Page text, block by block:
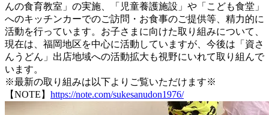
んの食育教室」の実施、「児童養護施設」や「こども食堂」
へのキッチンカーでのご訪問・お食事のご提供等、精力的に
活動を行っています。お子さまに向けた取り組みについて、
現在は、福岡地区を中心に活動していますが、今後は「資さ
んうどん」出店地域への活動拡大も視野にいれて取り組んで
います。
※最新の取り組みは以下よりご覧いただけます※
【NOTE】 https://note.com/sukesanudon1976/